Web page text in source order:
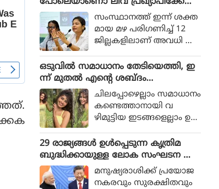
സേനാ മേധാവി ഫീല്‍ഡ്
മാര്‍ഷല്‍ സയ്യിദ് അസിം
മുനീറിന്റെ അടുത്ത
യാളായി അറിയപ്പെടുന്ന ന
ഖ്വി പാകിസ്ഥാന്റെ
കോക്രോച്ചുകള്‍ ഒ
ന്നിച്ചാല്‍ രാജ്യത്തെ മ
റിച്ചിടാന്‍ കഴിയുമെന്ന് പറ
ഞ്ഞു.
ത്, എറണാകുളം ജില്ലാ കളക്ടർ
ക്കെതിരെ വിമർശനം
സംസ്ഥാനത്ത് ഇന്ന് ശക്ത
മായ മഴ പരിഗണിച്ച് 12
ജില്ലകളിലാണ് അവധി പ്ര
ഒടുവില്‍ സമാധാനം തേടിയെത്തി, ഇ
ന്ന് മുതല്‍ എന്റെ ശബ്ദം
തിരെഞ്ഞെടുക്കുന്നു, പോസ്റ്റുമായി
അനുപമ പരമേശ്വരന്‍, ഒരു ബ്രെയ്ക്ക
പ്പ് മണക്കുന്നുവെന്ന് സോഷ്യല്‍
മീഡിയ
ചിലപ്പോഴെല്ലാം സമാധാനം
കണ്ടെത്താനായി വ
ഴിമുട്ടിയ ഇടങ്ങളെല്ലാം ഉ
രും.
29 രാജ്യങ്ങള്‍ ഉള്‍പ്പെടുന്ന കൃത്രിമ
ബുദ്ധിക്കായുള്ള ലോക സംഘടന ആ
രംഭിച്ച് ചൈന; ഇന്ത്യ ഇല്ലമനുഷ്യരാശിക്ക് പ്രയോജ
നകരവും സുരക്ഷിതവും